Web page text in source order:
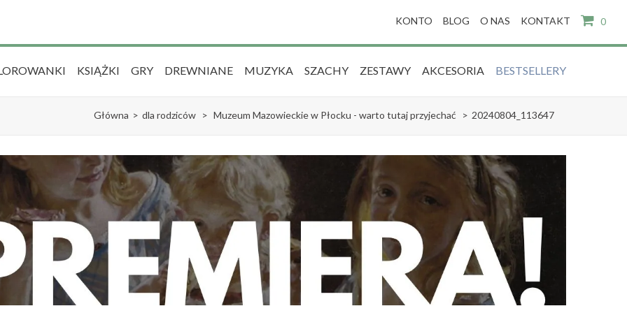
KONTO BLOG O NAS KONTAKT 0
KSIĄŻKI GRY DREWNIANE MUZYKA SZACHY ZESTAWY AKCESORIA BESTSELLERY
Główna > dla rodziców > Muzeum Mazowieckie w Płocku - warto tutaj przyjechać > 20240804_113647